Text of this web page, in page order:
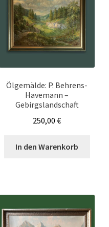
Ölgemälde: P. Behrens-
Havemann –
Gebirgslandschaft
250,00€
In den Warenkorb